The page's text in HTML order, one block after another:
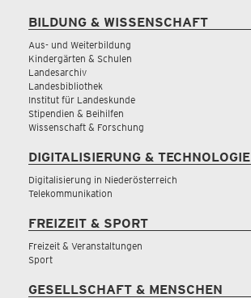
BILDUNG & WISSENSCHAFT
Aus- und Weiterbildung
Kindergärten & Schulen
Landesarchiv
Landesbibliothek
Institut für Landeskunde
Stipendien & Beihilfen
Wissenschaft & Forschung
DIGITALISIERUNG & TECHNOLOGIE
Digitalisierung in Niederösterreich
Telekommunikation
FREIZEIT & SPORT
Freizeit & Veranstaltungen
Sport
GESELLSCHAFT & MENSCHEN